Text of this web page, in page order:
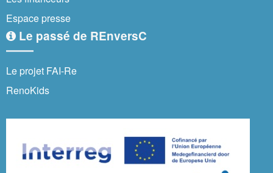
Espace presse
Le passé de REnversC
Le projet FAI-Re
RenoKids